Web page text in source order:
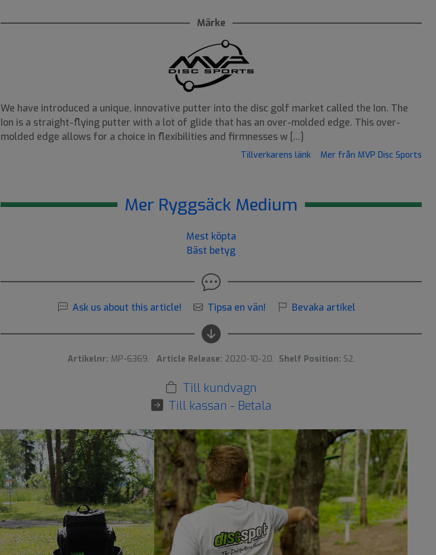
Märke
We have introduced a unique, innovative putter into the disc golf market called the Ion. The
Ion is a straight-flying putter with a lot of glide that has an over-molded edge. This over-
molded edge allows for a choice in flexibilities and firmnesses w [...]
Tillverkarens länk Mer från MVP Disc Sports
Mer Ryggsäck Medium
Mest köpta
Bäst betyg
Ask us about this article! Tipsa en vän! Bevaka artikel
Artikelnr: MP-6369. Article Release: 2020-10-20. Shelf Position: S2.
Till kundvagn
Till kassan - Betala